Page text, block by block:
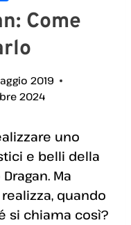
Come
2019
2024
uno
e belli della
Ma
quando
si chiama così?